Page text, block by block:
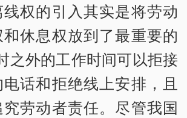
权的引入其实是将劳动
休息权放到了最重要的
之外的工作时间可以拒接
话和拒绝线上安排，且
劳动者责任。尽管我国